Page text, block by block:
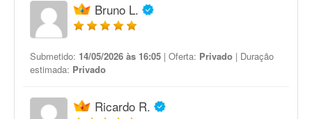
Bruno L.
Submetido: 14/05/2026 às 16:05 | Oferta: Privado | Duração
estimada: Privado
Ricardo R.